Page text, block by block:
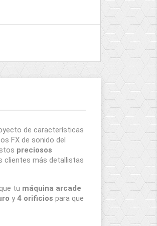
de características
FX de sonido del
preciosos
clientes más detallistas
tu máquina arcade
y 4 orificios para que